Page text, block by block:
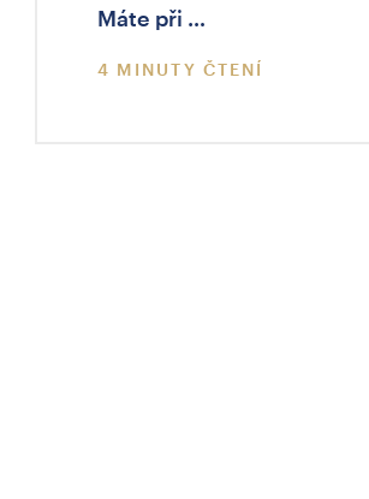
Máte při …
4 MINUTY ČTENÍ